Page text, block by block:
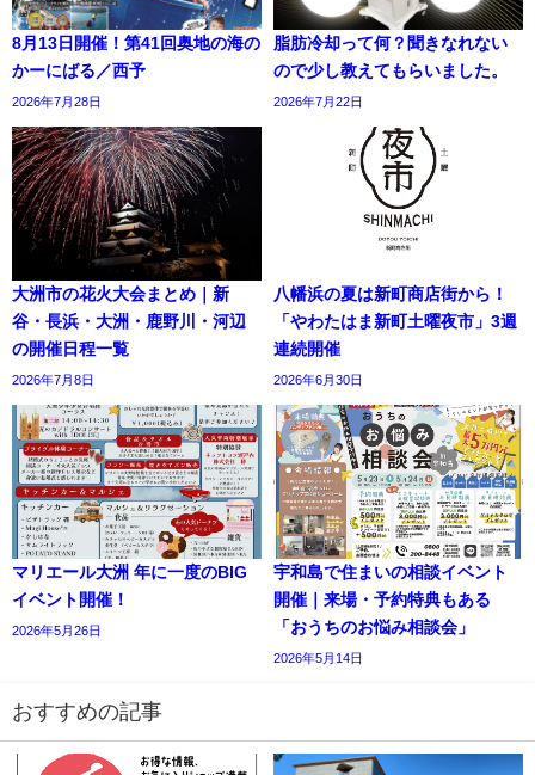
8月13日開催！第41回奥地の海の
かーにばる／西予
2026年7月28日
脂肪冷却って何？聞きなれない
ので少し教えてもらいました。
2026年7月22日
大洲市の花火大会まとめ｜新
谷・長浜・大洲・鹿野川・河辺
の開催日程一覧
2026年7月8日
八幡浜の夏は新町商店街から！
「やわたはま新町土曜夜市」3週
連続開催
2026年6月30日
マリエール大洲 年に一度のBIG
イベント開催！
2026年5月26日
宇和島で住まいの相談イベント
開催｜来場・予約特典もある
「おうちのお悩み相談会」
2026年5月14日
おすすめの記事